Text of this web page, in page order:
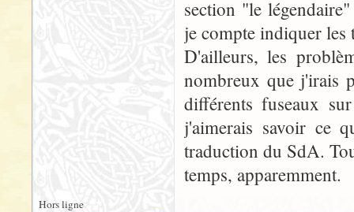
section "le
je compte indiquer
D'ailleurs, les
nombreux que j'irais
différents fuseaux
j'aimerais savoir ce
traduction du SdA.
temps, apparemment.
Hors ligne